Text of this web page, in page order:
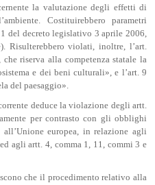
la valutazione degli effetti di
Costituirebbero parametri
del decreto legislativo 3 aprile 2006,
Risulterebbero violati, inoltre, l’art.
riserva alla competenza statale la
e dei beni culturali», e l’art. 9
del paesaggio».
deduce la violazione degli artt.
per contrasto con gli obblighi
all’Unione europea, in relazione agli
agli artt. 4, comma 1, 11, commi 3 e
che il procedimento relativo alla